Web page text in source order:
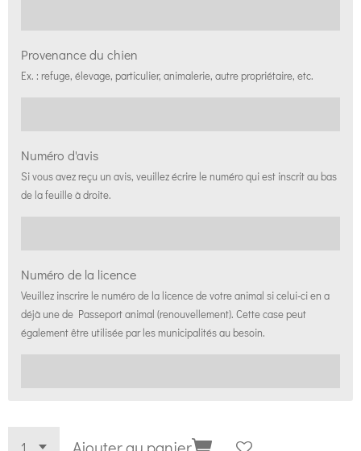
Provenance du chien
Ex. : refuge, élevage, particulier, animalerie, autre propriétaire, etc.
Numéro d'avis
Si vous avez reçu un avis, veuillez écrire le numéro qui est inscrit au bas
de la feuille à droite.
Numéro de la licence
Veuillez inscrire le numéro de la licence de votre animal si celui-ci en a
déjà une de Passeport animal (renouvellement). Cette case peut
également être utilisée par les municipalités au besoin.